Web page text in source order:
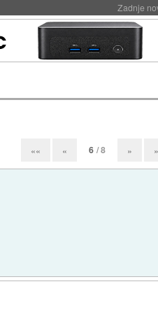
Zadnje
«« « 6 / 8 »